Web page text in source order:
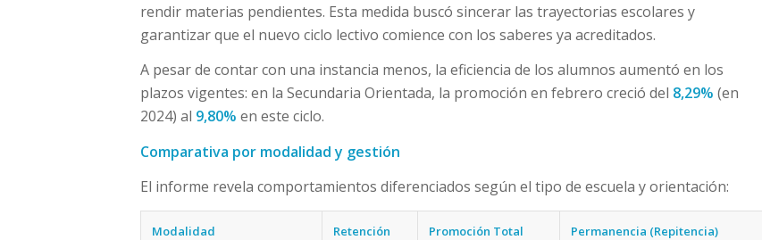
rendir materias pendientes. Esta medida buscó sincerar las trayectorias escolares y
garantizar que el nuevo ciclo lectivo comience con los saberes ya acreditados.
A pesar de contar con una instancia menos, la eficiencia de los alumnos aumentó en los
plazos vigentes: en la Secundaria Orientada, la promoción en febrero creció del 8,29% (en
2024) al 9,80% en este ciclo.
Comparativa por modalidad y gestión
El informe revela comportamientos diferenciados según el tipo de escuela y orientación:
Modalidad Retención Promoción Total Permanencia (Repitencia)